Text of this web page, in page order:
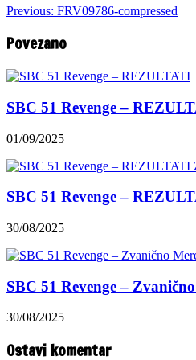
Previous: FRV09786-compressed
Povezano
SBC 51 Revenge –
01/09/2025
SBC 51 Revenge –
30/08/2025
SBC 51 Revenge –
30/08/2025
Ostavi komentar